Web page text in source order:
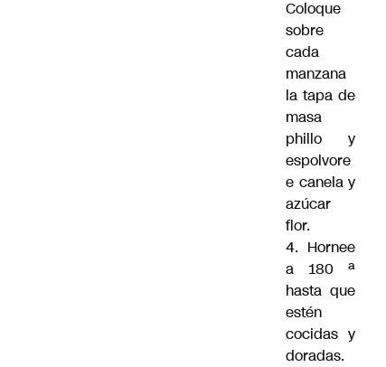
Coloque
sobre
cada
manzana
la tapa de
masa
phillo y
espolvore
e canela y
azúcar
flor.
4. Hornee
a 180 ª
hasta que
estén
cocidas y
doradas.